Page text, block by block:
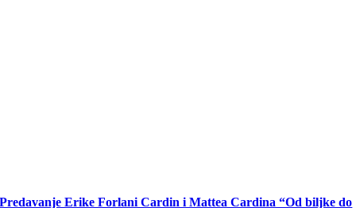
Predavanje Erike Forlani Cardin i Mattea Cardina “Od biljke do